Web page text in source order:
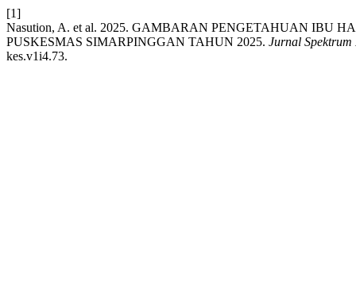
[1]
Nasution, A. et al. 2025. GAMBARAN PENGETAHUAN IBU
PUSKESMAS SIMARPINGGAN TAHUN 2025. Jurnal Spektrum
kes.v1i4.73.